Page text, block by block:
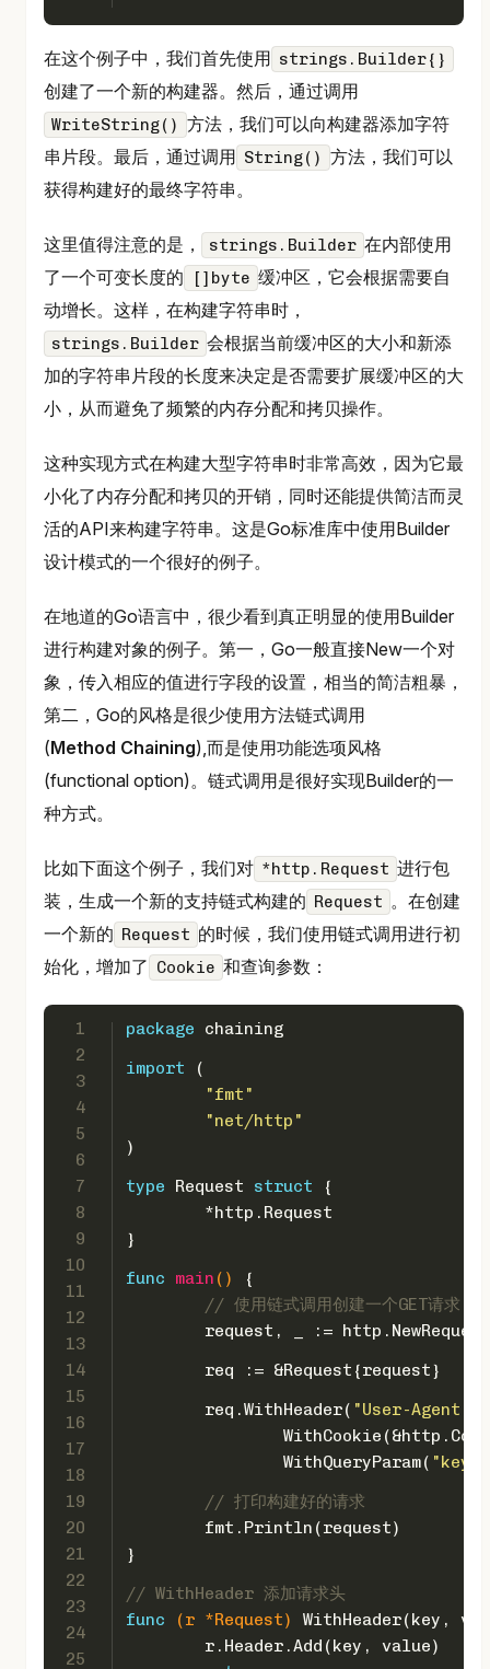
在这个例子中，我们首先使用 strings.Builder{}
创建了一个新的构建器。然后，通过调用
WriteString() 方法，我们可以向构建器添加字符
串片段。最后，通过调用 String() 方法，我们可以
获得构建好的最终字符串。
这里值得注意的是， strings.Builder 在内部使用
了一个可变长度的
[]byte 缓冲区，它会根据需要自
动增长。这样，在构建字符串时，
strings.Builder 会根据当前缓冲区的大小和新添
加的字符串片段的长度来决定是否需要扩展缓冲区的大
小，从而避免了频繁的内存分配和拷贝操作。
这种实现方式在构建大型字符串时非常高效，因为它最
小化了内存分配和拷贝的开销，同时还能提供简洁而灵
活的API来构建字符串。这是Go标准库中使用Builder
设计模式的一个很好的例子。
在地道的Go语言中，很少看到真正明显的使用Builder
进行构建对象的例子。第一，Go一般直接New一个对
象，传入相应的值进行字段的设置，相当的简洁粗暴，
第二，Go的风格是很少使用方法链式调用
(Method Chaining),而是使用功能选项风格
(functional option)。链式调用是很好实现Builder的一
种方式。
比如下面这个例子，我们对 *http.Request 进行包
装，生成一个新的支持链式构建的 Request 。在创建
一个新的 Request 的时候，我们使用链式调用进行初
始化，增加了 Cookie 和查询参数：
1
2
3
4
5
6
7
8
9
10
11
12
13
14
15
16
17
18
19
20
21
22
23
24
25
package chaining
import (
"fmt"
"net/http"
)
type Request struct {
	*http.Request
}
func
main ()
{
// 使用链式调用创建一个GET请求
request, _ :=
	req := &Request{request}
	req.WithHeader(
"User-Agent"
		WithQueryParam(
"key"
// 打印构建好的请求
	fmt.Println(request)
}
// WithHeader 添加请求头
func
(r *Request)
WithHeader(key,
	r.Header.Add(key, value)